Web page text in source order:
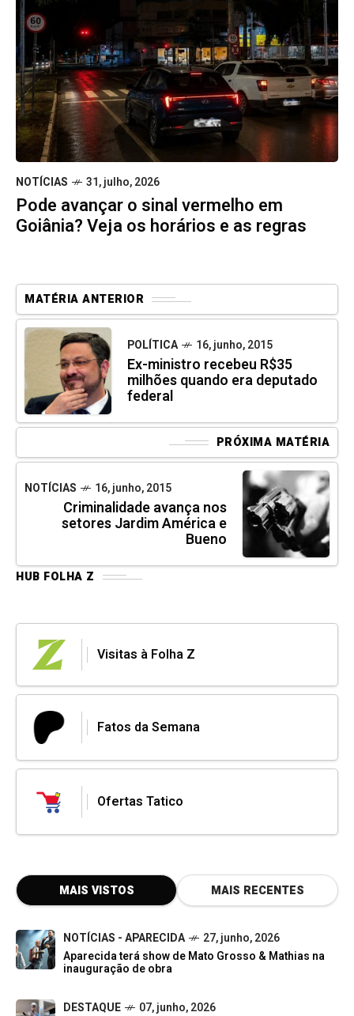
NOTÍCIAS 31, julho, 2026
Pode avançar o sinal vermelho em
Goiânia? Veja os horários e as regras
MATÉRIA ANTERIOR
POLÍTICA 16, junho, 2015
Ex-ministro recebeu R$35
milhões quando era deputado
federal
PRÓXIMA MATÉRIA
NOTÍCIAS 16, junho, 2015
Criminalidade avança nos
setores Jardim América e
Bueno
HUB FOLHA Z
Visitas à Folha Z
Fatos da Semana
Ofertas Tatico
MAIS VISTOS MAIS RECENTES
NOTÍCIAS - APARECIDA
27, junho, 2026
Aparecida terá show de Mato Grosso & Mathias na
inauguração de obra
DESTAQUE 07, junho, 2026